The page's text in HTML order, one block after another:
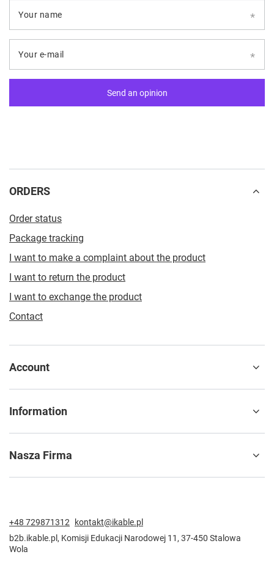
Your name
Your e-mail
Send an opinion
ORDERS
Order status
Package tracking
I want to make a complaint about the product
I want to return the product
I want to exchange the product
Contact
Account
Information
Nasza Firma
+48 729871312
kontakt@ikable.pl
b2b.ikable.pl , Komisji Edukacji Narodowej 11 , 37-450 Stalowa
Wola